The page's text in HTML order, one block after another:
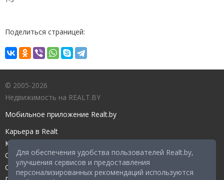
Для обеспечения удобства пользователей Realt.by,
улучшения сервисов и предоставления
персонализированных рекомендаций используются
Поделиться страницей:
© 2005-2026
Недвижимость на REALT.BY
Мобильное приложение Realt.by
Карьера в Realt
Контакты редакции
Справочный центр
Служба поддержки